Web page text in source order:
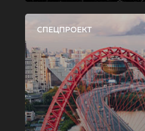
СПЕЦПРОЕКТ